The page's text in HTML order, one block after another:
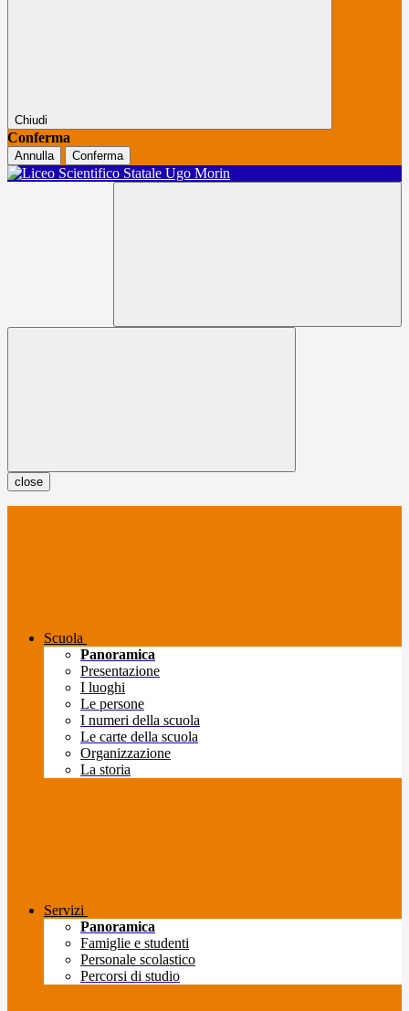
Chiudi
Conferma
Annulla Conferma
close
Scuola
Panoramica
Presentazione
I luoghi
Le persone
I numeri della scuola
Le carte della scuola
Organizzazione
La storia
Servizi
Panoramica
Famiglie e studenti
Personale scolastico
Percorsi di studio